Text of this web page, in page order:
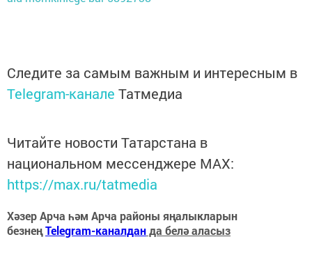
Следите за самым важным и интересным в
Telegram-канале Татмедиа
Читайте новости Татарстана в
национальном мессенджере MАХ:
https://max.ru/tatmedia
Хәзер Арча һәм Арча районы яңалыкларын
безнеңTelegram-каналданда белә аласыз